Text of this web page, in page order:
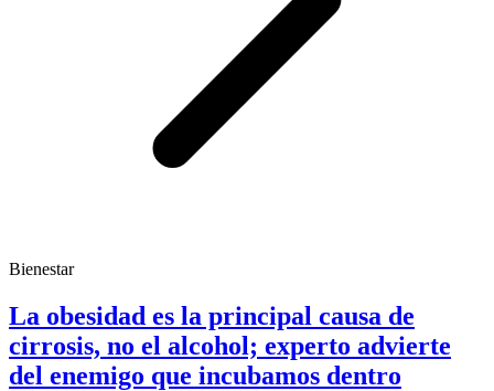
Bienestar
La obesidad es la principal causa de
cirrosis, no el alcohol; experto advierte
del enemigo que incubamos dentro